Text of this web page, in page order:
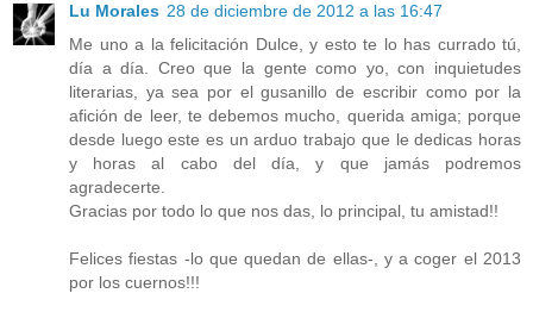
Lu Morales 28 de diciembre de 2012 a las 16:47
Me uno a la felicitación Dulce, y esto te lo has currado tú,
día a día. Creo que la gente como yo, con inquietudes
literarias, ya sea por el gusanillo de escribir como por la
afición de leer, te debemos mucho, querida amiga; porque
desde luego este es un arduo trabajo que le dedicas horas
y horas al cabo del día, y que jamás podremos
agradecerte.
Gracias por todo lo que nos das, lo principal, tu amistad!!
Felices fiestas -lo que quedan de ellas-, y a coger el 2013
por los cuernos!!!